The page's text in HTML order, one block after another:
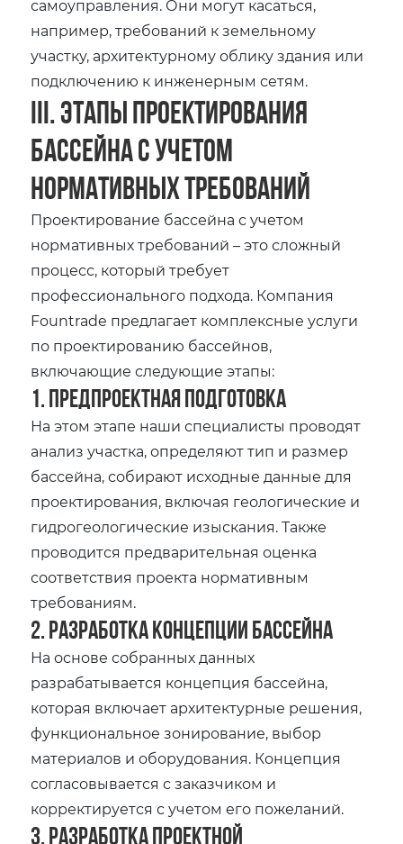
самоуправления. Они могут касаться,
например, требований к земельному
участку, архитектурному облику здания или
подключению к инженерным сетям.
III. Этапы проектирования
бассейна с учетом
нормативных требований
Проектирование бассейна с учетом
нормативных требований – это сложный
процесс, который требует
профессионального подхода. Компания
Fountrade предлагает комплексные услуги
по проектированию бассейнов,
включающие следующие этапы:
1. Предпроектная подготовка
На этом этапе наши специалисты проводят
анализ участка, определяют тип и размер
бассейна, собирают исходные данные для
проектирования, включая геологические и
гидрогеологические изыскания. Также
проводится предварительная оценка
соответствия проекта нормативным
требованиям.
2. Разработка концепции бассейна
На основе собранных данных
разрабатывается концепция бассейна,
которая включает архитектурные решения,
функциональное зонирование, выбор
материалов и оборудования. Концепция
согласовывается с заказчиком и
корректируется с учетом его пожеланий.
3. Разработка проектной